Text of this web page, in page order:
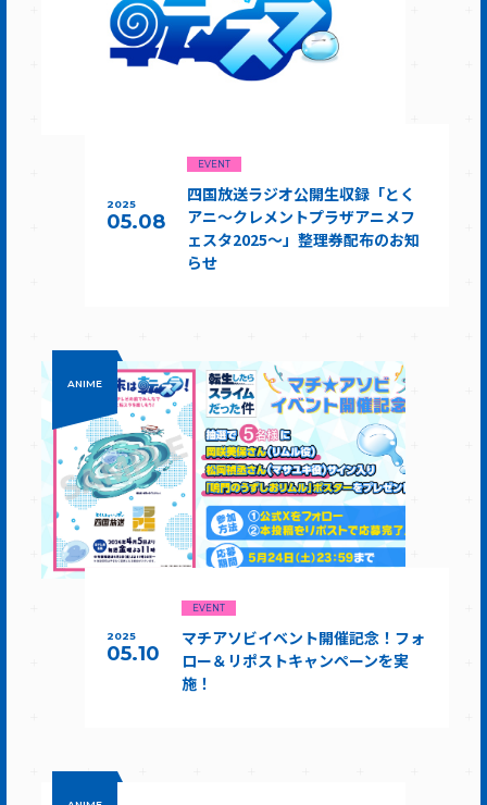
2025
05.08
EVENT
四国放送ラジオ公開生収録「とく
アニ～クレメントプラザアニメフ
ェスタ2025～」整理券配布のお知
らせ
ANIME
2025
05.10
EVENT
マチアソビイベント開催記念！フォ
ロー＆リポストキャンペーンを実
施！